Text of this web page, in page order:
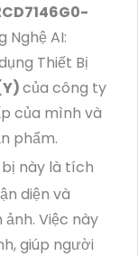
Nghệ AI:
Thiết Bị
của công ty
của mình và
phẩm.
này là tích
diện và
Việc này
giúp người